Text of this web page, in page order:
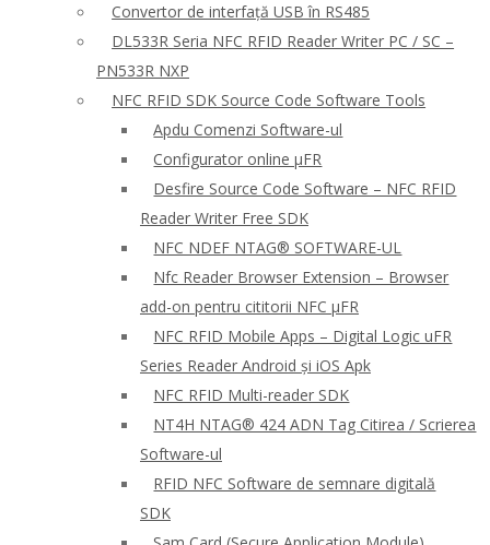
Convertor de interfață USB în RS485
DL533R Seria NFC RFID Reader Writer PC / SC –
PN533R NXP
NFC RFID SDK Source Code Software Tools
Apdu Comenzi Software-ul
Configurator online μFR
Desfire Source Code Software – NFC RFID
Reader Writer Free SDK
NFC NDEF NTAG® SOFTWARE-UL
Nfc Reader Browser Extension – Browser
add-on pentru cititorii NFC μFR
NFC RFID Mobile Apps – Digital Logic uFR
Series Reader Android și iOS Apk
NFC RFID Multi-reader SDK
NT4H NTAG® 424 ADN Tag Citirea / Scrierea
Software-ul
RFID NFC Software de semnare digitală
SDK